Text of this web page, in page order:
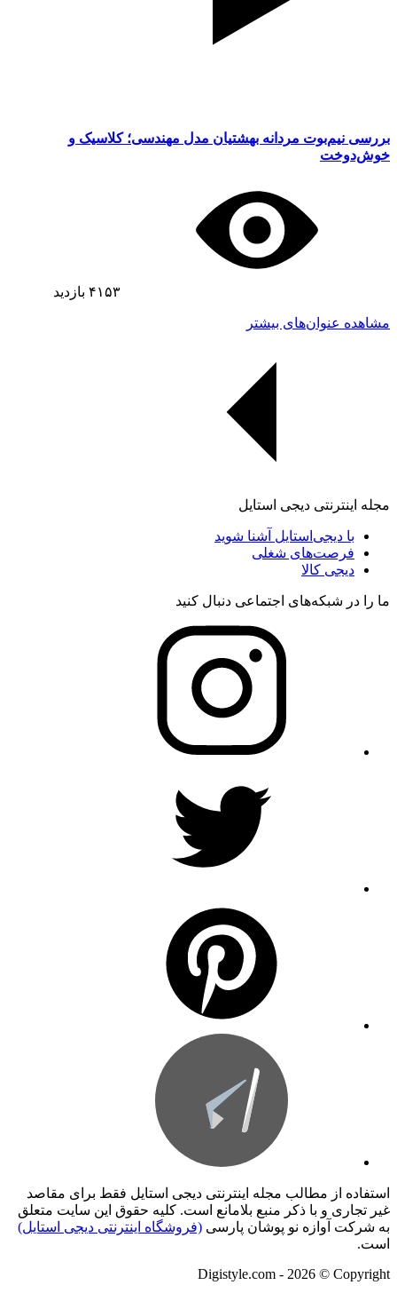
بررسی نیم‌بوت مردانه بهشتیان مدل مهندسی؛ کلاسیک و
خوش‌دوخت
۴۱۵۳ بازدید
مشاهده عنوان‌های بیشتر
مجله اینترنتی دیجی استایل
با دیجی‌استایل آشنا شوید
فرصت‌های شغلی
دیجی کالا
ما را در شبکه‌های اجتماعی دنبال کنید
استفاده از مطالب مجله اینترنتی دیجی استایل فقط برای مقاصد
غیر تجاری و با ذکر منبع بلامانع است. کليه حقوق اين سايت متعلق
به شرکت آوازه نو پوشان پارسی (فروشگاه اینترنتی دیجی استایل)
است.
Digistyle.com - 2026 © Copyright